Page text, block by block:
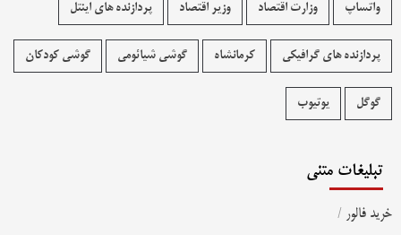
واتساپ وزارت اقتصاد وزیر اقتصاد پردازنده های اینتل
پردازنده های گرافیکی کرمانشاه گوشی شیائومی گوشی کودکان
گوگل یوتیوب
تبلیغات متنی
خرید فالور /